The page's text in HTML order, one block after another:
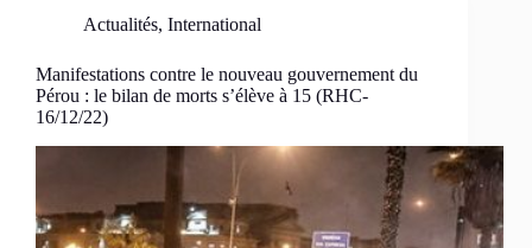
Actualités, International
Manifestations contre le nouveau gouvernement du
Pérou : le bilan de morts s’élève à 15 (RHC-
16/12/22)